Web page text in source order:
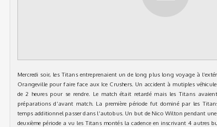
Mercredi soir, les Titans entreprenaient un de long plus long voyage à
Orangeville pour faire face aux Ice Crushers. Un accident à mutiples
de 2 heures pour se rendre. Le match était retardé mais les Titans
préparations d’avant match. La première période fut dominé par les
temps additionnel passer dans l’autobus. Un but de Nico Wilton pendant
deuxième période a vu les Titans montés la cadence en inscrivant 4 autres